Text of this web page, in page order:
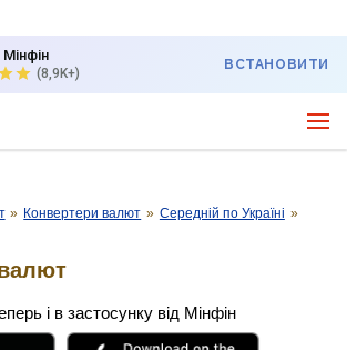
Мінфін
(8,9K+)
ВСТАНОВИТИ
» Конвертери валют » Середній по Україні »
і в застосунку від Мінфін